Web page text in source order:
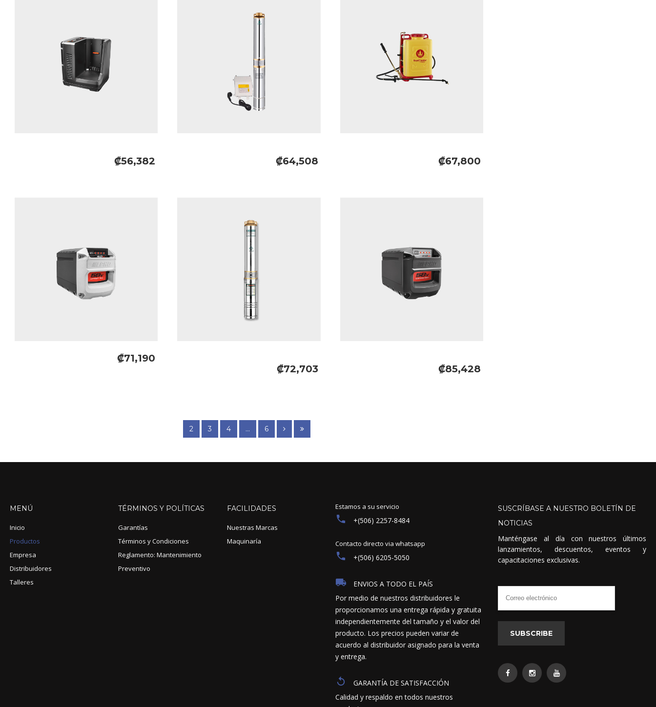
₡56,382 ₡64,508 ₡67,800
₡71,190
₡72,703
₡85,428
2 3 4 ... 6
MENÚ
Inicio
Productos
Empresa
Distribuidores
Talleres
TÉRMINOS Y POLÍTICAS
Garantías
Términos y Condiciones
Reglamento: Mantenimiento
Preventivo
FACILIDADES
Nuestras Marcas
Maquinaría
Estamos a su servicio
+(506) 2257-8484
Contacto directo via whatsapp
+(506) 6205-5050
ENVIOS A TODO EL PAÍS
Por medio de nuestros distribuidores le
proporcionamos una entrega rápida y gratuita
independientemente del tamaño y el valor del
producto. Los precios pueden variar de
acuerdo al distribuidor asignado para la venta
y entrega.
GARANTÍA DE SATISFACCIÓN
Calidad y respaldo en todos nuestros
SUSCRÍBASE A NUESTRO BOLETÍN DE
NOTICIAS
Manténgase al día con nuestros últimos
lanzamientos, descuentos, eventos y
capacitaciones exclusivas.
SUBSCRIBE